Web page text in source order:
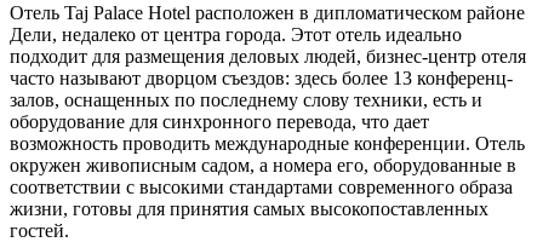
Отель Taj Palace Hotel расположен в дипломатическом районе
Дели, недалеко от центра города. Этот отель идеально
подходит для размещения деловых людей, бизнес-центр отеля
часто называют дворцом съездов: здесь более 13 конференц-
залов, оснащенных по последнему слову техники, есть и
оборудование для синхронного перевода, что дает
возможность проводить международные конференции. Отель
окружен живописным садом, а номера его, оборудованные в
соответствии с высокими стандартами современного образа
жизни, готовы для принятия самых высокопоставленных
гостей.